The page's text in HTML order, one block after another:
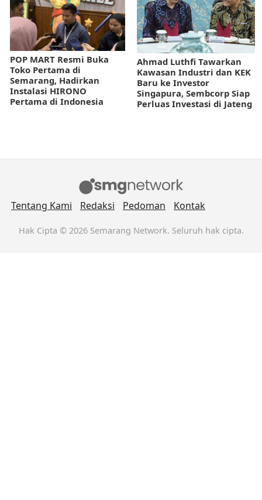
POP MART Resmi Buka
Toko Pertama di
Semarang, Hadirkan
Instalasi HIRONO
Pertama di Indonesia
Ahmad Luthfi Tawarkan
Kawasan Industri dan KEK
Baru ke Investor
Singapura, Sembcorp Siap
Perluas Investasi di Jateng
Tentang Kami Redaksi Pedoman Kontak
Hak Cipta © 2026 Semarang Network. Seluruh hak cipta.